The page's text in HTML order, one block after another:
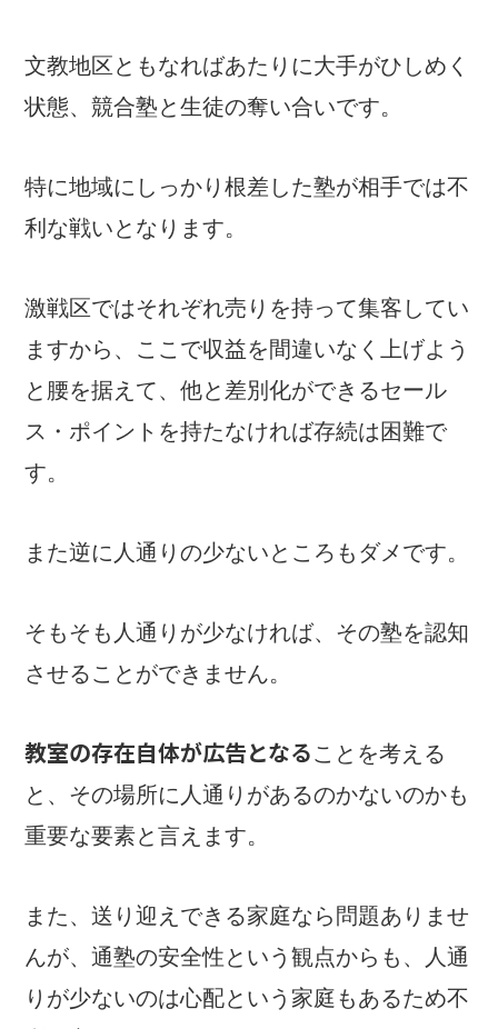
文教地区ともなればあたりに大手がひしめく
状態、競合塾と生徒の奪い合いです。
特に地域にしっかり根差した塾が相手では不
利な戦いとなります。
激戦区ではそれぞれ売りを持って集客してい
ますから、ここで収益を間違いなく上げよう
と腰を据えて、他と差別化ができるセール
ス・ポイントを持たなければ存続は困難で
す。
また逆に人通りの少ないところもダメです。
そもそも人通りが少なければ、その塾を認知
させることができません。
教室の存在自体が広告となることを考える
と、その場所に人通りがあるのかないのかも
重要な要素と言えます。
また、送り迎えできる家庭なら問題ありませ
んが、通塾の安全性という観点からも、人通
りが少ないのは心配という家庭もあるため不